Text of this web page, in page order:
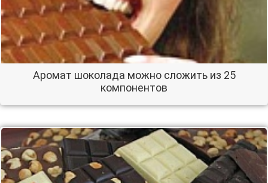
Аромат шоколада можно сложить из 25
компонентов